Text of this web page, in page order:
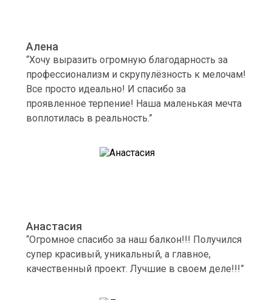
Алена
“Хочу выразить огромную благодарность за
профессионализм и скрупулёзность к мелочам!
Все просто идеально! И спасибо за
проявленное терпение! Наша маленькая мечта
воплотилась в реальность.”
Анастасия
“Огромное спасибо за наш балкон!!! Получился
супер красивый, уникальный, а главное,
качественный проект. Лучшие в своем деле!!!”